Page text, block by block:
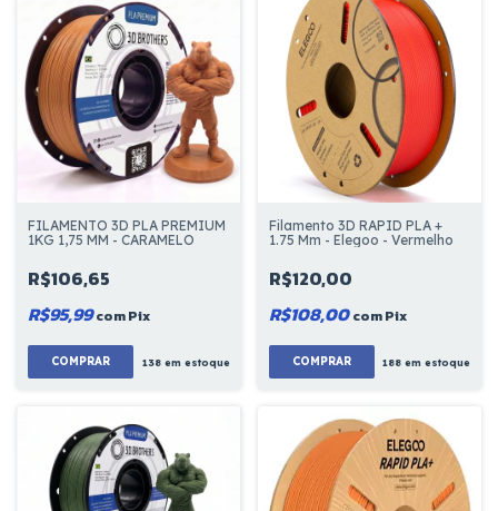
FILAMENTO 3D PLA PREMIUM
1KG 1,75 MM - CARAMELO
R$106,65
R$95,99comPix
138em estoque
Filamento 3D RAPID PLA +
1.75 Mm - Elegoo - Vermelho
R$120,00
R$108,00comPix
188 em estoque